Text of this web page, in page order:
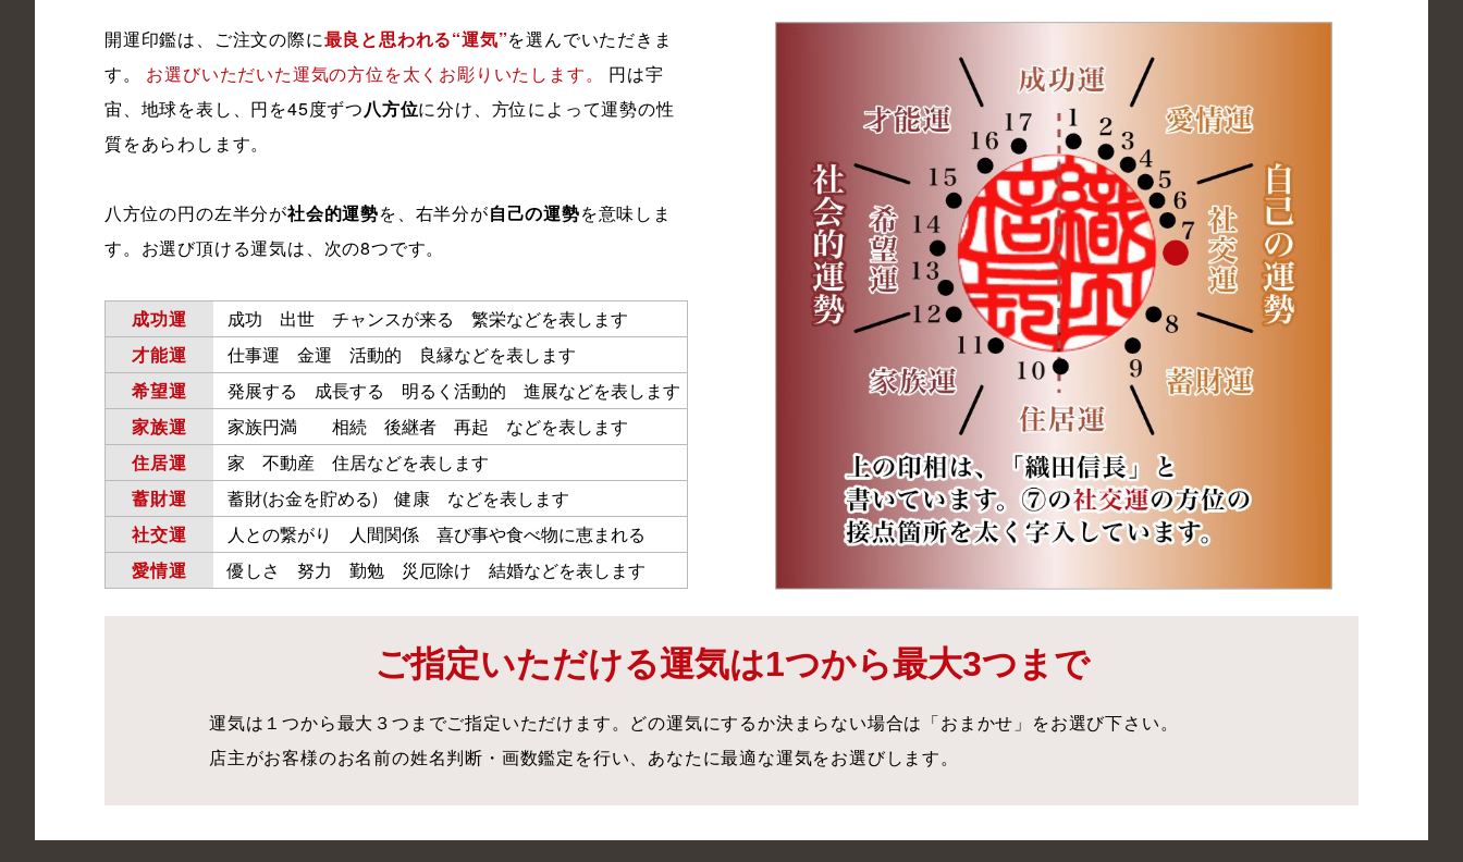
開運印鑑は、ご注文の際に最良と思われる“運気”を選んでいただきま
す。 お選びいただいた運気の方位を太くお彫りいたします。
円は宇
宙、地球を表し、円を45度ずつ八方位に分け、方位によって運勢の性
質をあらわします。
八方位の円の左半分が社会的運勢を、右半分が自己の運勢を意味しま
す。お選び頂ける運気は、次の8つです。
成功運
成功 出世 チャンスが来る 繁栄などを表します
才能運
仕事運 金運 活動的 良縁などを表します
希望運
発展する 成長する 明るく活動的 進展などを表します
家族運
家族円満 相続 後継者 再起 などを表します
住居運
家 不動産 住居などを表します
蓄財運
蓄財(お金を貯める) 健康 などを表します
社交運
人との繋がり 人間関係 喜び事や食べ物に恵まれる
愛情運
優しさ 努力 勤勉 災厄除け 結婚などを表します
ご指定いただける運気は1つから最大3つまで
運気は１つから最大３つまでご指定いただけます。どの運気にするか決まらない場合は「おまかせ」をお選び下さい。
店主がお客様のお名前の姓名判断・画数鑑定を行い、あなたに最適な運気をお選びします。